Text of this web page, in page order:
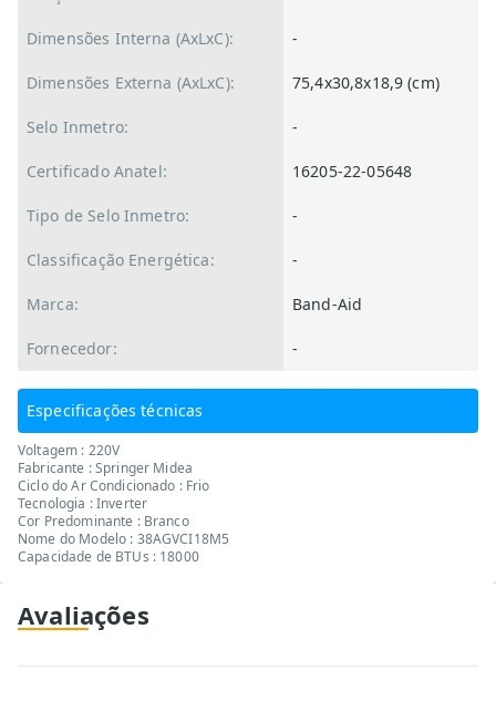
Dimensões Interna (AxLxC): -
Dimensões Externa (AxLxC): 75,4x30,8x18,9 (cm)
Selo Inmetro: -
Certificado Anatel: 16205-22-05648
Tipo de Selo Inmetro: -
Classificação Energética: -
Marca: Band-Aid
Fornecedor: -
Especificações técnicas
Voltagem : 220V
Fabricante : Springer Midea
Ciclo do Ar Condicionado : Frio
Tecnologia : Inverter
Cor Predominante : Branco
Nome do Modelo : 38AGVCI18M5
Capacidade de BTUs : 18000
Avaliações